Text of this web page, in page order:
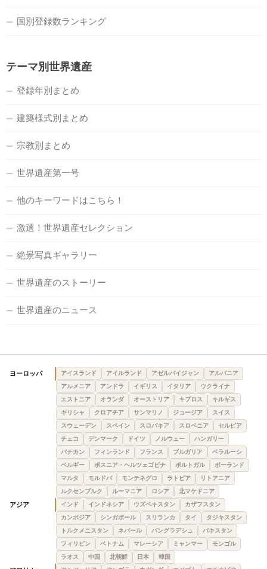
国別登録数ランキング
テーマ別世界遺産
登録年別まとめ
建築様式別まとめ
宗教別まとめ
世界遺産第一号
他のキーワードはこちら！
激選！世界遺産セレクション
絶景写真ギャラリー
世界遺産のストーリー
世界遺産のニュース
ヨーロッパ アイスランド アイルランド アゼルバイジャン
アルバニア
アルメニア
アンドラ イギリス イタリア
ウクライナ
エストニア
オランダ オーストリア キプロス
キルギス
ギリシャ
クロアチア サンマリノ ジョージア
スイス
スウェーデン
スペイン スロバキア スロベニア
セルビア
チェコ
デンマーク ドイツ ノルウェー
ハンガリー
バチカン
フィンランド フランス ブルガリア
ベラルーシ
ベルギー
ボスニア・ヘルツェゴビナ ポルトガル
ポーランド
マルタ
モルドバ モンテネグロ ラトビア
リトアニア
ルクセンブルク
ルーマニア ロシア 北マケドニア
アジア インド インドネシア ウズベキスタン
カザフスタン
カンボジア
シンガポール スリランカ タイ
タジキスタン
トルクメニスタン
ネパール バングラデシュ
パキスタン
フィリピン
ベトナム マレーシア ミャンマー
モンゴル
ラオス
中国 北朝鮮 日本 韓国